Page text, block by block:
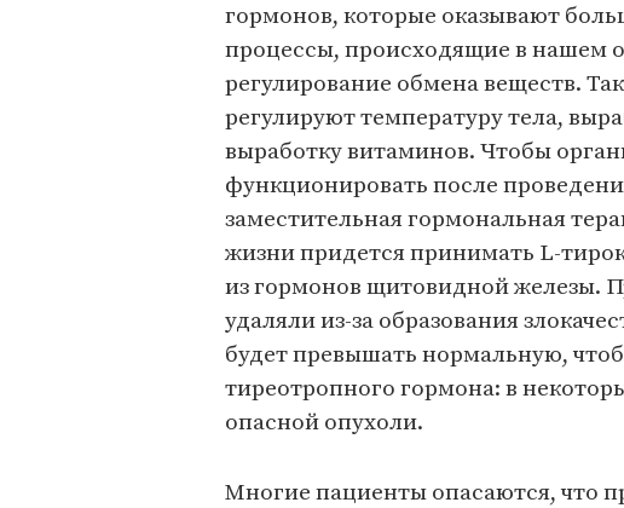
гормонов, которые оказывают
процессы, происходящие в нашем
регулирование обмена веществ.
регулируют температуру тела,
выработку витаминов. Чтобы
функционировать после
заместительная гормональная
жизни придется принимать L-
из гормонов щитовидной железы.
удаляли из-за образования
будет превышать нормальную,
тиреотропного гормона: в
опасной опухоли.
Многие пациенты опасаются, что